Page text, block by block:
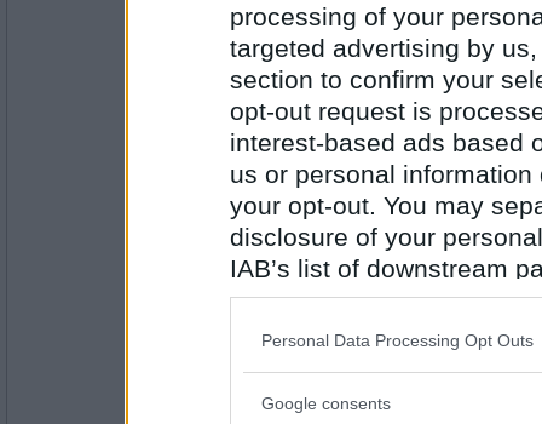
processing of your
targeted advertising by
section to confirm your
opt-out request is
interest-based ads based
us or personal
your opt-out. You may
disclosure of your
IAB’s list of downstream
also be disclosed by us
Downstream Participants
Please note that this
Personal Data Processing Opt Outs
Google consents
1315
- Ej medlem längre
Vi spelar
flamsjo
Självklart